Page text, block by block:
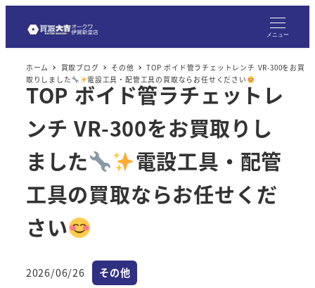
メニュー
ホーム 買取ブログ その他
TOP ボイド管ラチェットレンチ VR-300をお買
取りしました
電設工具・配管工具の買取ならお任せください
TOP ボイド管ラチェットレ
ンチ VR-300をお買取りし
ました
電設工具・配管
工具の買取ならお任せくだ
さい
投稿日
2026/06/26 カテゴリー
その他